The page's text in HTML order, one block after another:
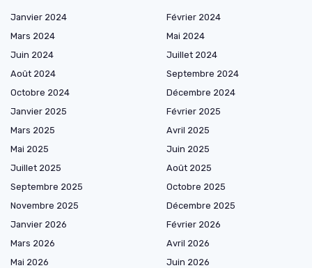
Janvier 2024
Février 2024
Mars 2024
Mai 2024
Juin 2024
Juillet 2024
Août 2024
Septembre 2024
Octobre 2024
Décembre 2024
Janvier 2025
Février 2025
Mars 2025
Avril 2025
Mai 2025
Juin 2025
Juillet 2025
Août 2025
Septembre 2025
Octobre 2025
Novembre 2025
Décembre 2025
Janvier 2026
Février 2026
Mars 2026
Avril 2026
Mai 2026
Juin 2026